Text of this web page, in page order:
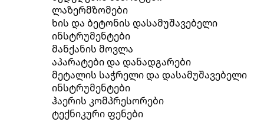
ლაზერმზომები
ხის და ბეტონის დასამუშავებელი
ინსტრუმენტები
მანქანის მოვლა
აპარატები და დანადგარები
მეტალის საჭრელი და დასამუშავებელი
ინსტრუმენტები
ჰაერის კომპრესორები
ტექნიკური ფენები